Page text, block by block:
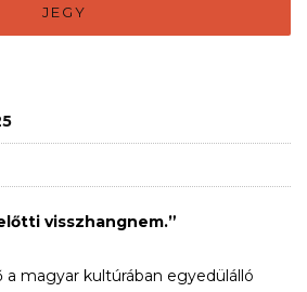
JEGY
visszhangnem.”
a magyar kultúrában egyedülálló